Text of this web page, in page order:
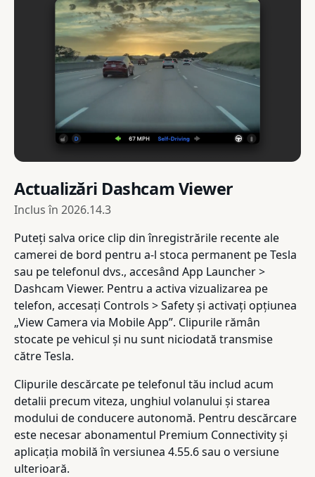
Actualizări Dashcam Viewer
Inclus în 2026.14.3
Puteți salva orice clip din înregistrările recente ale
camerei de bord pentru a-l stoca permanent pe Tesla
sau pe telefonul dvs., accesând App Launcher >
Dashcam Viewer. Pentru a activa vizualizarea pe
telefon, accesați Controls > Safety și activați opțiunea
„View Camera via Mobile App”. Clipurile rămân
stocate pe vehicul și nu sunt niciodată transmise
către Tesla.
Clipurile descărcate pe telefonul tău includ acum
detalii precum viteza, unghiul volanului și starea
modului de conducere autonomă. Pentru descărcare
este necesar abonamentul Premium Connectivity și
aplicația mobilă în versiunea 4.55.6 sau o versiune
ulterioară.